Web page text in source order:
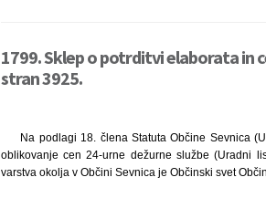
1799. Sklep o potrditvi elaborata in
stran 3925.
Na podlagi 18. člena Statuta Občine Sevnica
oblikovanje cen 24-urne dežurne službe (Uradni
varstva okolja v Občini Sevnica je Občinski svet